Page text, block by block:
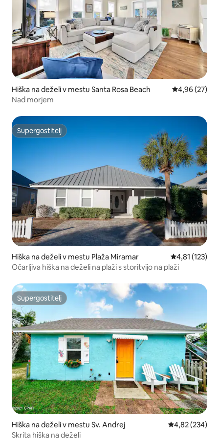
Hiška na deželi v mestu Santa Rosa Beach Povprečna
4,96 (27)
Nad morjem
Supergostitelj
Supergostitelj
Hiška na deželi v mestu Plaža Miramar Povprečna
4,81 (123)
Očarljiva hiška na deželi na plaži s storitvijo na plaži
Supergostitelj
Supergostitelj
Hiška na deželi v mestu Sv. Andrej Povprečna
4,82 (234)
Skrita hiška na deželi